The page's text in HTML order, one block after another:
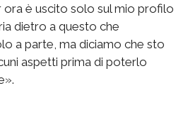
ora è uscito solo sul mio profilo
dietro a questo che
a parte, ma diciamo che sto
aspetti prima di poterlo